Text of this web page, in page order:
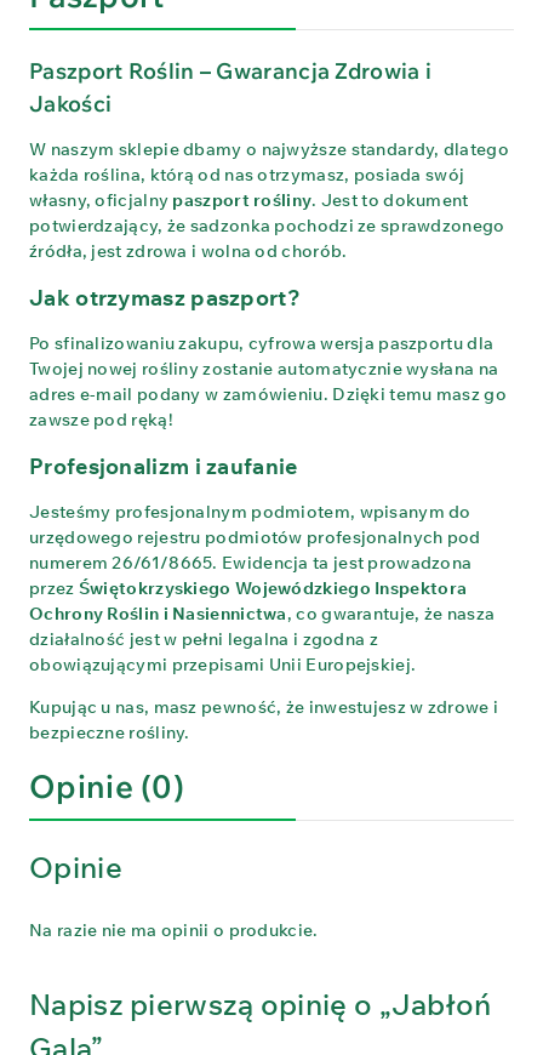
Paszport Roślin – Gwarancja Zdrowia i
Jakości
W naszym sklepie dbamy o najwyższe standardy, dlatego
każda roślina, którą od nas otrzymasz, posiada swój
własny, oficjalny paszport rośliny. Jest to dokument
potwierdzający, że sadzonka pochodzi ze sprawdzonego
źródła, jest zdrowa i wolna od chorób.
Jak otrzymasz paszport?
Po sfinalizowaniu zakupu, cyfrowa wersja paszportu dla
Twojej nowej rośliny zostanie automatycznie wysłana na
adres e-mail podany w zamówieniu. Dzięki temu masz go
zawsze pod ręką!
Profesjonalizm i zaufanie
Jesteśmy profesjonalnym podmiotem, wpisanym do
urzędowego rejestru podmiotów profesjonalnych pod
numerem 26/61/8665. Ewidencja ta jest prowadzona
przez Świętokrzyskiego Wojewódzkiego Inspektora
Ochrony Roślin i Nasiennictwa, co gwarantuje, że nasza
działalność jest w pełni legalna i zgodna z
obowiązującymi przepisami Unii Europejskiej.
Kupując u nas, masz pewność, że inwestujesz w zdrowe i
bezpieczne rośliny.
Opinie (0)
Opinie
Na razie nie ma opinii o produkcie.
Napisz pierwszą opinię o „Jabłoń
Gala”